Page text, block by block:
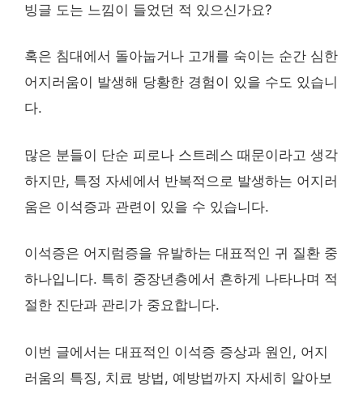
빙글 도는 느낌이 들었던 적 있으신가요?
혹은 침대에서 돌아눕거나 고개를 숙이는 순간 심한
어지러움이 발생해 당황한 경험이 있을 수도 있습니
다.
많은 분들이 단순 피로나 스트레스 때문이라고 생각
하지만, 특정 자세에서 반복적으로 발생하는 어지러
움은 이석증과 관련이 있을 수 있습니다.
이석증은 어지럼증을 유발하는 대표적인 귀 질환 중
하나입니다. 특히 중장년층에서 흔하게 나타나며 적
절한 진단과 관리가 중요합니다.
이번 글에서는 대표적인 이석증 증상과 원인, 어지
러움의 특징, 치료 방법, 예방법까지 자세히 알아보